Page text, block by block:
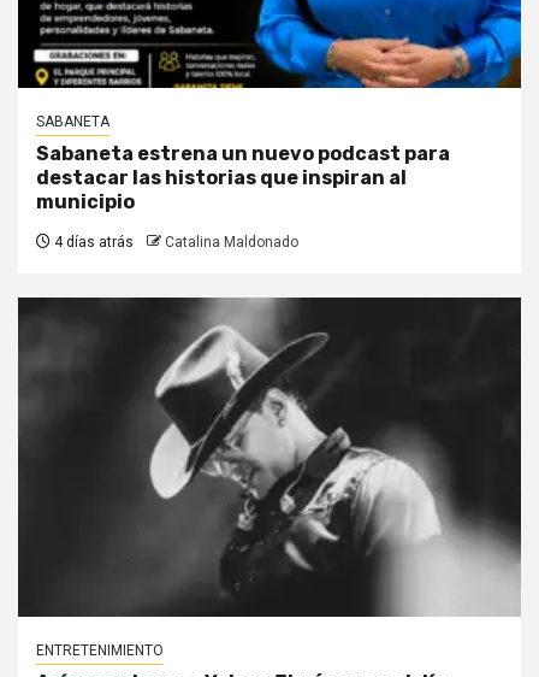
SABANETA
Sabaneta estrena un nuevo podcast para
destacar las historias que inspiran al
municipio
4 días atrás Catalina Maldonado
ENTRETENIMIENTO